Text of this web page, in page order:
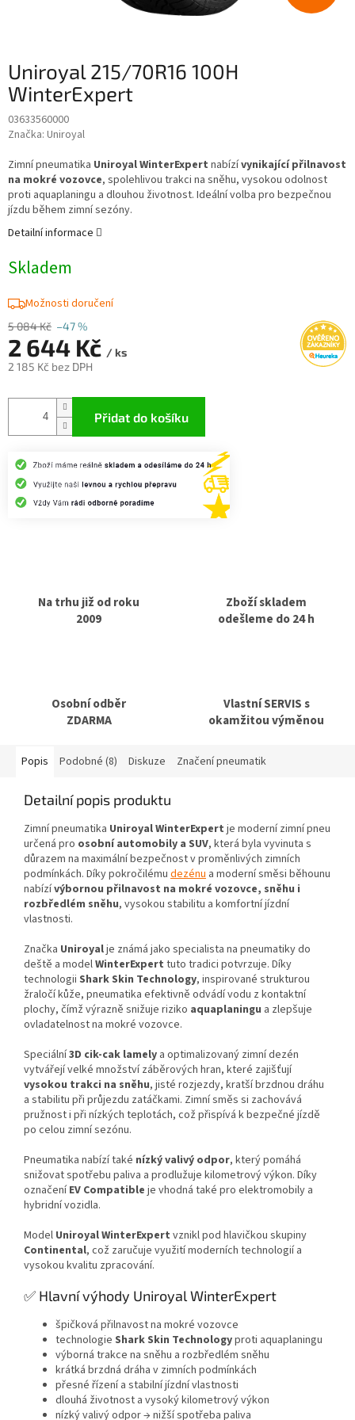
Uniroyal 215/70R16 100H
WinterExpert
03633560000
Značka: Uniroyal
5 084 Kč –47 %
2 644 Kč / ks
2 185 Kč bez DPH
Skladem
Možnosti doručení
Přidat do košíku
Zimní pneumatika Uniroyal WinterExpert nabízívynikající přilnavost
na mokré vozovce, spolehlivou trakci na sněhu, vysokou odolnost
proti aquaplaningu a dlouhou životnost. Ideální volba pro bezpečnou
jízdu během zimní sezóny.
Detailní informace
Na trhu již od roku
2009
Zboží skladem
odešleme do 24 h
Osobní odběr
ZDARMA
Vlastní SERVIS s
okamžitou výměnou
Popis Podobné (8) Diskuze Značení pneumatik
Detailní popis produktu
Zimní pneumatika Uniroyal WinterExpert je moderní zimní pneu
určená pro osobní automobily a SUV, která byla vyvinuta s
důrazem na maximální bezpečnost v proměnlivých zimních
podmínkách. Díky pokročilému dezénu a moderní směsi běhounu
nabízívýbornou přilnavost na mokré vozovce, sněhu i
rozbředlém sněhu, vysokou stabilitu a komfortní jízdní
vlastnosti.
Značka Uniroyalje známá jako specialista na pneumatiky do
deště a modelWinterExpert tuto tradici potvrzuje. Díky
technologii Shark Skin Technology, inspirované strukturou
žraločí kůže, pneumatika efektivně odvádí vodu z kontaktní
plochy, čímž výrazně snižuje riziko aquaplaningu a zlepšuje
ovladatelnost na mokré vozovce.
Speciální3D cik-cak lamely a optimalizovaný zimní dezén
vytvářejí velké množství záběrových hran, které zajišťují
vysokou trakci na sněhu, jisté rozjezdy, kratší brzdnou dráhu
a stabilitu při průjezdu zatáčkami. Zimní směs si zachovává
pružnost i při nízkých teplotách, což přispívá k bezpečné jízdě
po celou zimní sezónu.
Pneumatika nabízí také nízký valivý odpor, který pomáhá
snižovat spotřebu paliva a prodlužuje kilometrový výkon. Díky
označeníEV Compatible je vhodná také pro elektromobily a
hybridní vozidla.
Model Uniroyal WinterExpert vznikl pod hlavičkou skupiny
Continental, což zaručuje využití moderních technologií a
vysokou kvalitu zpracování.
✅ Hlavní výhody Uniroyal WinterExpert
špičková přilnavost na mokré vozovce
technologie Shark Skin Technologyproti aquaplaningu
výborná trakce na sněhu a rozbředlém sněhu
krátká brzdná dráha v zimních podmínkách
přesné řízení a stabilní jízdní vlastnosti
dlouhá životnost a vysoký kilometrový výkon
nízký valivý odpor → nižší spotřeba paliva